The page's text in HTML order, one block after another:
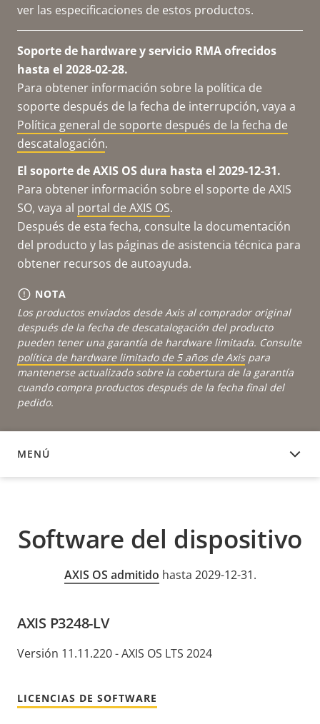
ver las especificaciones de estos productos.
Soporte de hardware y servicio RMA ofrecidos
hasta el 2028-02-28.
Para obtener información sobre la política de
soporte después de la fecha de interrupción, vaya a
Política general de soporte después de la fecha de
descatalogación.
El soporte de AXIS OS dura hasta el 2029-12-31.
Para obtener información sobre el soporte de AXIS
SO, vaya al portal de AXIS OS.
Después de esta fecha, consulte la documentación
del producto y las páginas de asistencia técnica para
obtener recursos de autoayuda.
NOTA
Los productos enviados desde Axis al comprador original
después de la fecha de descatalogación del producto
pueden tener una garantía de hardware limitada. Consulte
política de hardware limitado de 5 años de Axispara
mantenerse actualizado sobre la cobertura de la garantía
cuando compra productos después de la fecha final del
pedido.
MENÚ
SOFTWARE DEL DISPOSITIVO
Software del dispositivo
AXIS OS admitido hasta 2029-12-31.
AXIS P3248-LV
Versión 11.11.220 - AXIS OS LTS 2024
LICENCIAS DE SOFTWARE